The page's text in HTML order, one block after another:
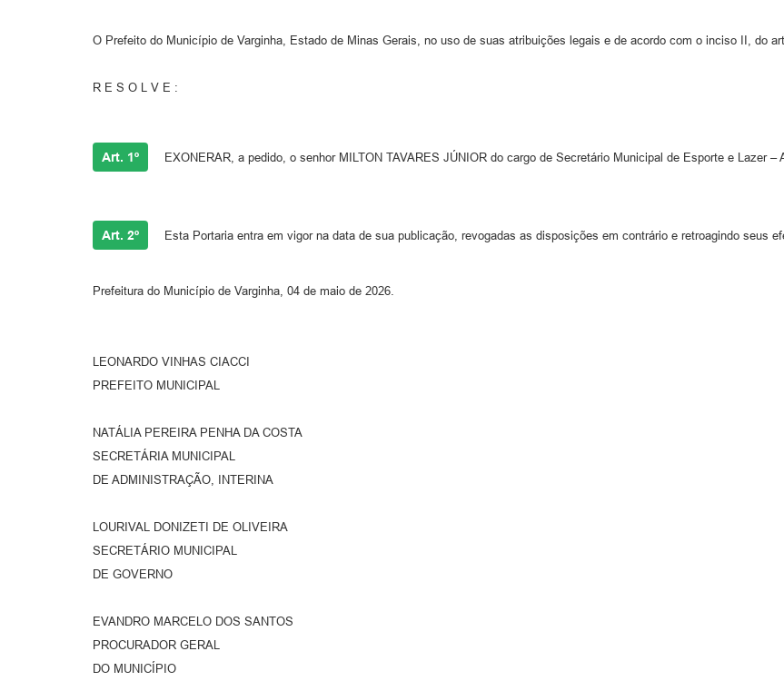
O Prefeito do Município de Varginha, Estado de Minas Gerais, no uso de suas atribuições legais e de acordo com o inciso II, do
R E S O L V E :
Art. 1º EXONERAR, a pedido, o senhor MILTON TAVARES JÚNIOR do cargo de Secretário Municipal de Esporte e Lazer
Art. 2º Esta Portaria entra em vigor na data de sua publicação, revogadas as disposições em contrário e retroagindo seus
Prefeitura do Município de Varginha, 04 de maio de 2026.
LEONARDO VINHAS CIACCI
PREFEITO MUNICIPAL
NATÁLIA PEREIRA PENHA DA COSTA
SECRETÁRIA MUNICIPAL
DE ADMINISTRAÇÃO, INTERINA
LOURIVAL DONIZETI DE OLIVEIRA
SECRETÁRIO MUNICIPAL
DE GOVERNO
EVANDRO MARCELO DOS SANTOS
PROCURADOR GERAL
DO MUNICÍPIO